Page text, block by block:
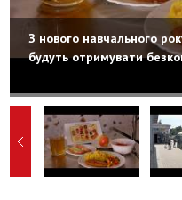
З нового навчального
будуть отримувати